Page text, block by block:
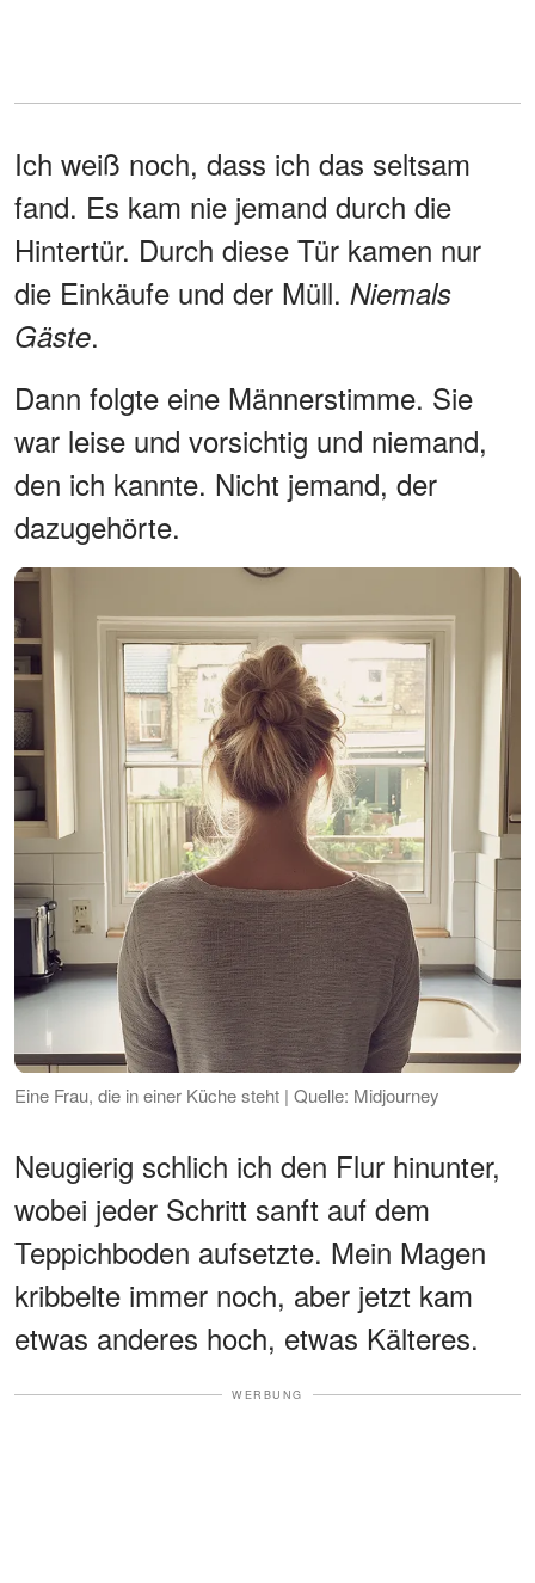
Ich weiß noch, dass ich das seltsam
fand. Es kam nie jemand durch die
Hintertür. Durch diese Tür kamen nur
die Einkäufe und der Müll. Niemals
Gäste.
Dann folgte eine Männerstimme. Sie
war leise und vorsichtig und niemand,
den ich kannte. Nicht jemand, der
dazugehörte.
Eine Frau, die in einer Küche steht | Quelle: Midjourney
Neugierig schlich ich den Flur hinunter,
wobei jeder Schritt sanft auf dem
Teppichboden aufsetzte. Mein Magen
kribbelte immer noch, aber jetzt kam
etwas anderes hoch, etwas Kälteres.
WERBUNG